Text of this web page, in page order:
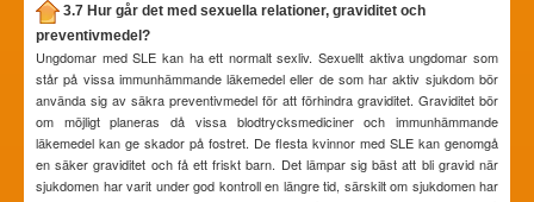
3.7 Hur går det med sexuella relationer, graviditet och
preventivmedel?
Ungdomar med SLE kan ha ett normalt sexliv. Sexuellt aktiva ungdomar som
står på vissa immunhämmande läkemedel eller de som har aktiv sjukdom bör
använda sig av säkra preventivmedel för att förhindra graviditet. Graviditet bör
om möjligt planeras då vissa blodtrycksmediciner och immunhämmande
läkemedel kan ge skador på fostret. De flesta kvinnor med SLE kan genomgå
en säker graviditet och få ett friskt barn. Det lämpar sig bäst att bli gravid när
sjukdomen har varit under god kontroll en längre tid, särskilt om sjukdomen har